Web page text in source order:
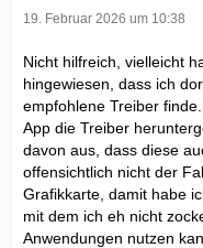
19. Februar 2026 um 10:38
Nicht hilfreich, vielleicht
hingewiesen, dass ich
empfohlene Treiber
App die Treiber
davon aus, dass diese
offensichtlich nicht der
Grafikkarte, damit habe
mit dem ich eh nicht
Anwendungen nutzen